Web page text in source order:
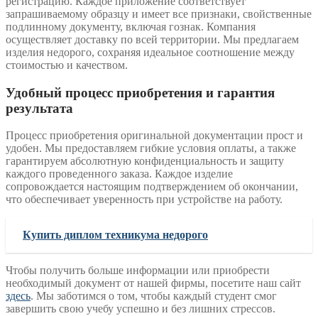
запрашиваемому образцу и имеет все признаки, свойственные
подлинному документу, включая гознак. Компания
осуществляет доставку по всей территории. Мы предлагаем
изделия недорого, сохраняя идеальное соотношение между
стоимостью и качеством.
Удобный процесс приобретения и гарантия
результата
Процесс приобретения оригинальной документации прост и
удобен. Мы предоставляем гибкие условия оплаты, а также
гарантируем абсолютную конфиденциальность и защиту
каждого проведенного заказа. Каждое изделие
сопровождается настоящим подтверждением об окончании,
что обеспечивает уверенность при устройстве на работу.
Купить диплом техникума недорого
Чтобы получить больше информации или приобрести
необходимый документ от нашей фирмы, посетите наш сайт
здесь. Мы заботимся о том, чтобы каждый студент смог
завершить свою учебу успешно и без лишних стрессов.